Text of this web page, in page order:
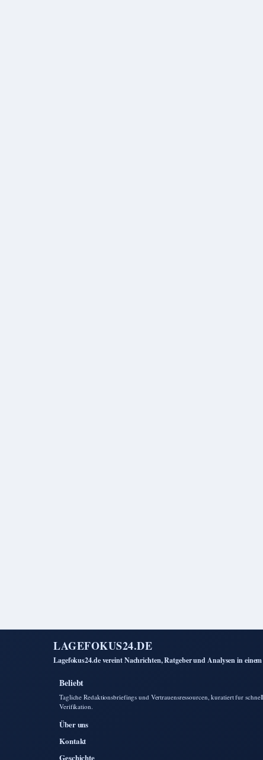
LAGEFOKUS24.DE
Lagefokus24.de vereint Nachrichten, Ratgeber und Analysen in
Tagliche Redaktionsbriefings und Vertrauensressourcen, kuratiert fur schnelle
Verifikation.
Kontakt
Geschichte